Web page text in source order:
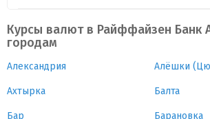
Курсы валют в Райффайзен Банк
городам
Александрия Алёшки
Ахтырка Балта
Бар Барановка